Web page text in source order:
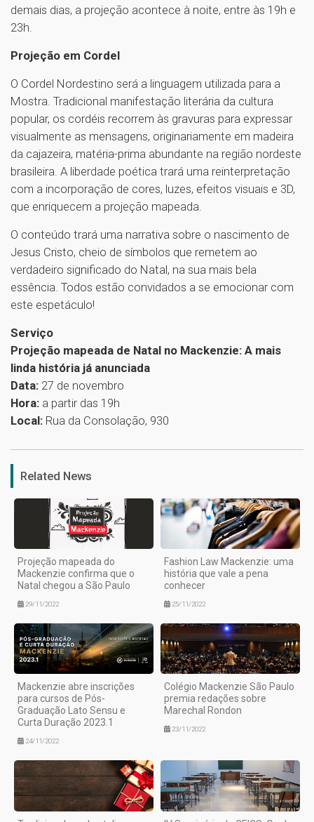
demais dias, a projeção acontece à noite, entre às 19h e
23h.
Projeção em Cordel
O Cordel Nordestino será a linguagem utilizada para a
Mostra. Tradicional manifestação literária da cultura
popular, os cordéis recorrem às gravuras para expressar
visualmente as mensagens, originariamente em madeira
da cajazeira, matéria-prima abundante na região nordeste
brasileira. A liberdade poética trará uma reinterpretação
com a incorporação de cores, luzes, efeitos visuais e 3D,
que enriquecem a projeção mapeada.
O conteúdo trará uma narrativa sobre o nascimento de
Jesus Cristo, cheio de símbolos que remetem ao
verdadeiro significado do Natal, na sua mais bela
essência. Todos estão convidados a se emocionar com
este espetáculo!
Serviço
Projeção mapeada de Natal no Mackenzie: A mais
linda história já anunciada
Data: 27 de novembro
Hora: a partir das 19h
Local: Rua da Consolação, 930
1
Related News
Projeção mapeada do
Mackenzie confirma que o
Natal chegou a São Paulo
29/11/2022
Fashion Law Mackenzie: uma
história que vale a pena
conhecer
25/11/2022
Mackenzie abre inscrições
para cursos de Pós-
Graduação Lato Sensu e
Curta Duração 2023.1
24/11/2022
Colégio Mackenzie São Paulo
premia redações sobre
Marechal Rondon
23/11/2022